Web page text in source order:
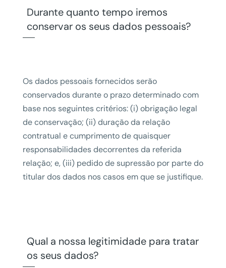
Durante quanto tempo iremos
conservar os seus dados pessoais?
Os dados pessoais fornecidos serão
conservados durante o prazo determinado com
base nos seguintes critérios: (i) obrigação legal
de conservação; (ii) duração da relação
contratual e cumprimento de quaisquer
responsabilidades decorrentes da referida
relação; e, (iii) pedido de supressão por parte do
titular dos dados nos casos em que se justifique.
Qual a nossa legitimidade para tratar
os seus dados?